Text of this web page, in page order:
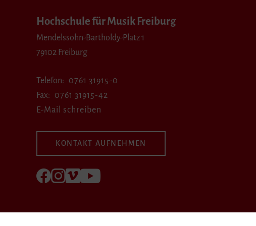
Hochschule für Musik Freiburg
Mendelssohn-Bartholdy-Platz 1
79102 Freiburg
Telefon
0761 31915-0
Fax
0761 31915-42
E-Mail schreiben
KONTAKT AUFNEHMEN
Folgen Sie uns auf Facebook
Folgen Sie uns auf Instagram
Besuchen Sie uns bei Vimeo